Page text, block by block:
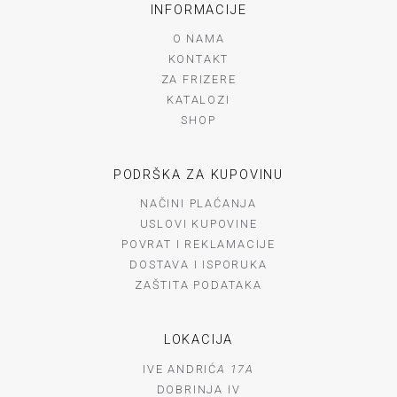
INFORMACIJE
O NAMA
KONTAKT
ZA FRIZERE
KATALOZI
SHOP
PODRŠKA ZA KUPOVINU
NAČINI PLAĆANJA
USLOVI KUPOVINE
POVRAT I REKLAMACIJE
DOSTAVA I ISPORUKA
ZAŠTITA PODATAKA
LOKACIJA
IVE ANDRIĆA 17A
DOBRINJA IV